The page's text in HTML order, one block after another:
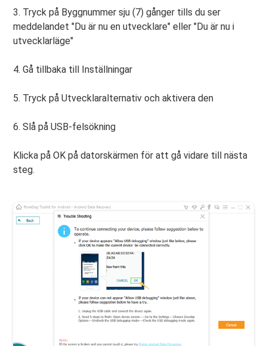
3. Tryck på Byggnummer sju (7) gånger tills du ser
meddelandet "Du är nu en utvecklare" eller "Du är nu i
utvecklarläge"
4. Gå tillbaka till Inställningar
5. Tryck på Utvecklaralternativ och aktivera den
6. Slå på USB-felsökning
Klicka på OK på datorskärmen för att gå vidare till nästa
steg.